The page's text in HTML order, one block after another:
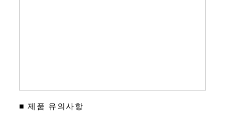
■ 제품 유의사항